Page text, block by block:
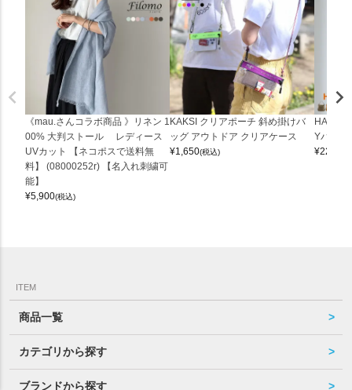
《mau.さんコラボ商品 》リネン 1
00% 大判ストール レディース
UVカット 【ネコポスで送料無
料】 (08000252r) 【名入れ刺繍可
能】
¥5,900(税込)
KAKSI クリアポーチ 斜め掛けバ
ッグ アウトドア クリアケース
¥1,650(税込)
Yバッグ
¥22,000
ITEM
商品一覧
カテゴリから探す
ブランドから探す